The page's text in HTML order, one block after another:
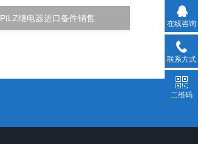
PILZ继电器进口备件销售
在线咨询
联系方式
二维码